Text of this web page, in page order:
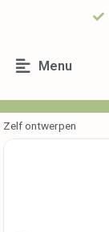
Menu
Zelf ontwerpen